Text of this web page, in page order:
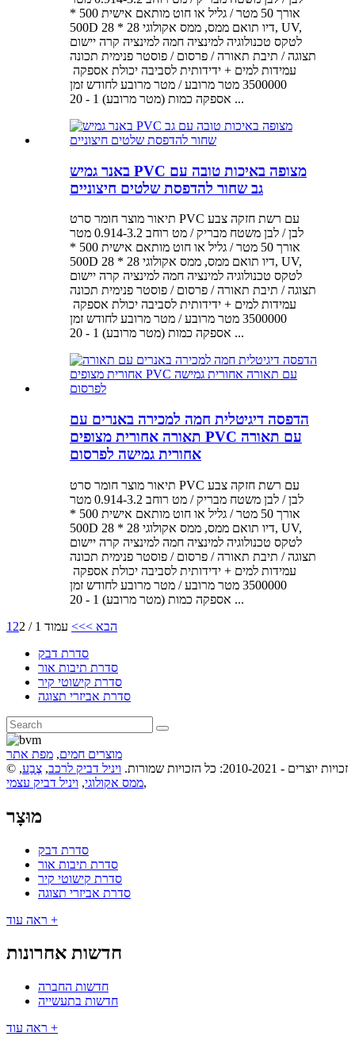
אורך 50 מטר / גליל או חוט מותאם אישית 500 *
500D 28 * 28 דיו תואם ממס, ממס אקולוגי, UV,
לטקס טכנולוגיה למינציה חמה למינציה קרה יישום
תצוגה / תיבת תאורה / פרסום / פוסטר פנימית תכונה
3500000 מטר מרובע / מטר מרובע לחודש זמן
אספקה ​​כמות (מטר מרובע) 1 - 20 ...
באנר גמיש PVC מצופה באיכות טובה עם
גב שחור להדפסת שלטים חיצוניים
תיאור מוצר חומר סרט PVC עם רשת חזקה צבע
לבן / לבן משטח מבריק / מט רוחב 0.914-3.2 מטר
אורך 50 מטר / גליל או חוט מותאם אישית 500 *
500D 28 * 28 דיו תואם ממס, ממס אקולוגי, UV,
לטקס טכנולוגיה למינציה חמה למינציה קרה יישום
תצוגה / תיבת תאורה / פרסום / פוסטר פנימית תכונה
3500000 מטר מרובע / מטר מרובע לחודש זמן
אספקה ​​כמות (מטר מרובע) 1 - 20 ...
הדפסה דיגיטלית חמה למכירה באנרים עם
תאורה אחורית מצופים PVC עם תאורה
אחורית גמישה לפרסום
תיאור מוצר חומר סרט PVC עם רשת חזקה צבע
לבן / לבן משטח מבריק / מט רוחב 0.914-3.2 מטר
אורך 50 מטר / גליל או חוט מותאם אישית 500 *
500D 28 * 28 דיו תואם ממס, ממס אקולוגי, UV,
לטקס טכנולוגיה למינציה חמה למינציה קרה יישום
תצוגה / תיבת תאורה / פרסום / פוסטר פנימית תכונה
3500000 מטר מרובע / מטר מרובע לחודש זמן
אספקה ​​כמות (מטר מרובע) 1 - 20 ...
1 2 הבא >>> עמוד 1 / 2
סדרת דבק
סדרת תיבות אור
סדרת קישוטי קיר
סדרת אביזרי תצוגה
מוצרים חמים, מפת אתר
© זכויות יוצרים - 2010-2021: כל הזכויות שמורות.
ויניל דביק לרכב, צֶבַע,
ממס אקולוגי, ויניל דביק עצמי ,
מוּצָר
סדרת דבק
סדרת תיבות אור
סדרת קישוטי קיר
סדרת אביזרי תצוגה
ראה עוד +
חדשות אחרונות
חדשות החברה
חדשות בתעשייה
ראה עוד +